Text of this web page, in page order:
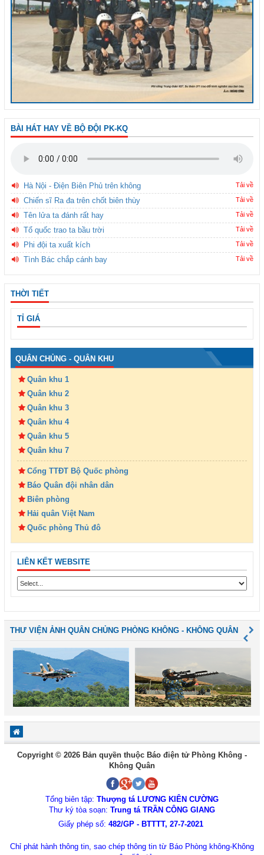
BÀI HÁT HAY VỀ BỘ ĐỘI PK-KQ
Hà Nội - Điện Biên Phủ trên không Tải về
Chiến sĩ Ra đa trên chốt biên thùy Tải về
Tên lửa ta đánh rất hay Tải về
Tổ quốc trao ta bầu trời Tải về
Phi đội ta xuất kích Tải về
Tình Bác chắp cánh bay Tải về
THỜI TIẾT
TỈ GIÁ
QUÂN CHỦNG - QUÂN KHU
Quân khu 1
Quân khu 2
Quân khu 3
Quân khu 4
Quân khu 5
Quân khu 7
Cổng TTĐT Bộ Quốc phòng
Báo Quân đội nhân dân
Biên phòng
Hải quân Việt Nam
Quốc phòng Thủ đô
LIÊN KẾT WEBSITE
THƯ VIỆN ẢNH QUÂN CHỦNG PHÒNG KHÔNG - KHÔNG QUÂN
Copyright © 2026 Bản quyền thuộc Báo điện tử Phòng Không -
Không Quân
Tổng biên tập: Thượng tá LƯƠNG KIÊN CƯỜNG
Thư ký tòa soạn: Trung tá TRẦN CÔNG GIANG
Giấy phép số: 482/GP - BTTTT, 27-7-2021
Chỉ phát hành thông tin, sao chép thông tin từ Báo Phòng không-Không